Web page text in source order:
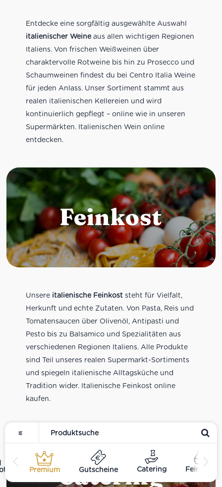
Premium Gutscheine Catering Feinkost
Entdecke eine sorgfältig ausgewählte Auswahl
italienischer Weineaus allen wichtigen Regionen
Italiens. Von frischen Weißweinen über
charaktervolle Rotweine bis hin zu Prosecco und
Schaumweinen findest du bei Centro Italia Weine
für jeden Anlass. Unser Sortiment stammt aus
realen italienischen Kellereien und wird
kontinuierlich gepflegt – online wie in unseren
Supermärkten. Italienischen Wein online
entdecken.
Feinkost
Unsere italienische Feinkoststeht für Vielfalt,
Herkunft und echte Zutaten. Von Pasta, Reis und
Tomatensaucen über Olivenöl, Antipasti und
Pesto bis zu Balsamico und Spezialitäten aus
verschiedenen Regionen Italiens. Alle Produkte
sind Teil unseres realen Supermarkt-Sortiments
und spiegeln italienische Alltagsküche und
Tradition wider. Italienische Feinkost online
kaufen.
Catering